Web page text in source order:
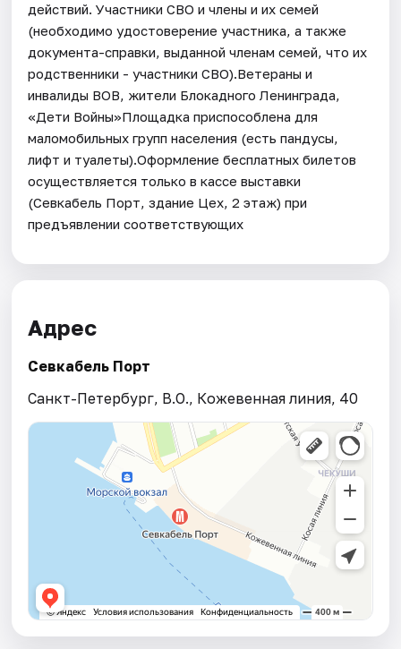
Адрес
Севкабель Порт
Санкт-Петербург, В.О., Кожевенная линия, 40